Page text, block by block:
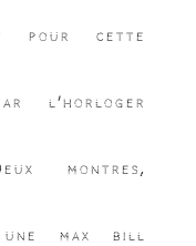
pour cette
l’horloger
montres,
une max bill